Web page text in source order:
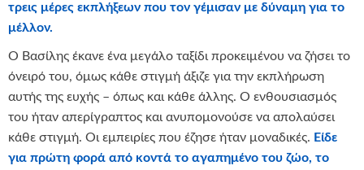
τρεις μέρες εκπλήξεων που τον γέμισαν με δύναμη για το
μέλλον.
Ο Βασίλης έκανε ένα μεγάλο ταξίδι προκειμένου να ζήσει το
όνειρό του, όμως κάθε στιγμή άξιζε για την εκπλήρωση
αυτής της ευχής – όπως και κάθε άλλης. Ο ενθουσιασμός
του ήταν απερίγραπτος και ανυπομονούσε να απολαύσει
κάθε στιγμή. Οι εμπειρίες που έζησε ήταν μοναδικές. Είδε
για πρώτη φορά από κοντά το αγαπημένο του ζώο, το